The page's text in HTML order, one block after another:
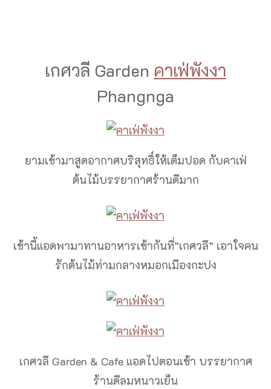
เกศวลี Garden คาเฟ่พังงา
Phangnga
ยามเช้ามาสูดอากาศบริสุทธิ์ให้เต็มปอด กับคาเฟ่
ต้นไม้บรรยากาศร้านดีมาก
เช้านี้แอดพามาทานอาหารเช้ากันที่”เกศวลี” เอาใจคน
รักต้นไม้ท่ามกลางหมอกเมืองกะปง
เกศวลี Garden & Cafe แอดไปตอนเช้า บรรยากาศ
ร้านดีลมหนาวเย็น